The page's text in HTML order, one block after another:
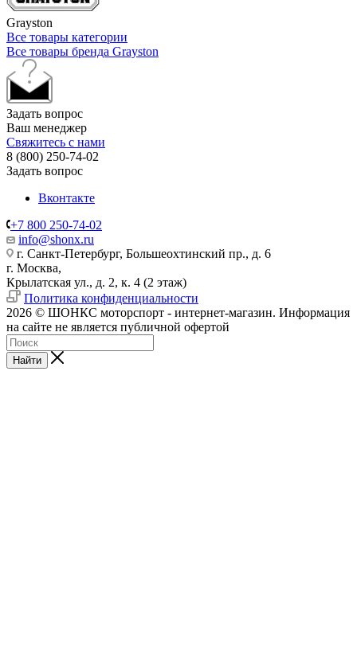
Grayston
Все товары категории
Все товары бренда Grayston
Задать вопрос
Ваш менеджер
Свяжитесь с нами
8 (800) 250-74-02
Задать вопрос
Вконтакте
+7 800 250-74-02
info@shonx.ru
г. Санкт-Петербург, Большеохтинский пр., д. 6
г. Москва,
Крылатская ул., д. 2, к. 4 (2 этаж)
Политика конфиденциальности
2026 © ШОНКС моторспорт - интернет-магазин. Информация
на сайте не является публичной офертой
Найти